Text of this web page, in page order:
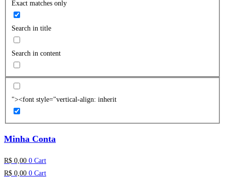
Exact matches only
Search in title
Search in content
"><font style="vertical-align: inherit
Minha Conta
R$ 0,00 0 Cart
R$ 0,00 0 Cart